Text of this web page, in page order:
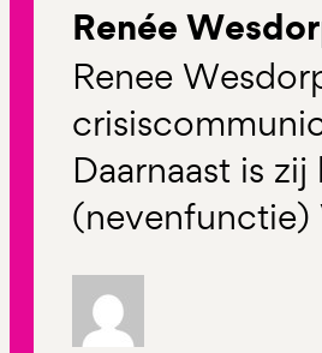
Renée
Renee
Daarnaast is
(nevenfunctie)